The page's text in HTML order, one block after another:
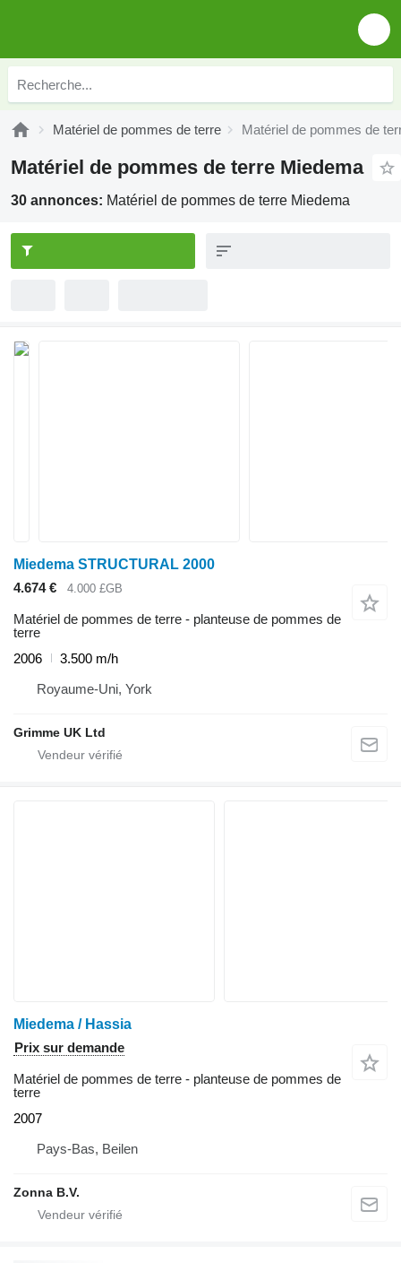
Matériel de pommes de terre Matériel de pommes de
Matériel de pommes de terre Miedema
30 annonces: Matériel de pommes de terre Miedema
Miedema STRUCTURAL 2000
4.674 €
4.000 £GB
Matériel de pommes de terre - planteuse de pommes de
terre
2006
3.500 m/h
Royaume-Uni, York
Grimme UK Ltd
Miedema / Hassia
Prix sur demande
Matériel de pommes de terre - planteuse de pommes de
terre
2007
Pays-Bas, Beilen
Zonna B.V.